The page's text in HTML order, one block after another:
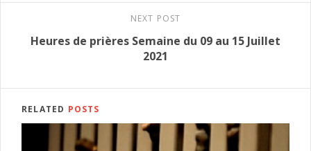
NEXT POST
Heures de prières Semaine du 09 au 15 Juillet
2021
RELATED POSTS